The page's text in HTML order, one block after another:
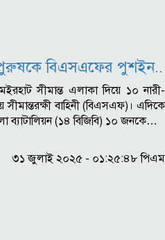
পুরুষকে বিএসএফের পুশইন..
সীমান্ত এলাকা দিয়ে ১০ নারী-
বাহিনী (বিএসএফ)। এদিকে
ব্যাটালিয়ন (১৪ বিজিবি) ১০ জনকে…
৩১ জুলাই ২০২৫ - ০১:২৫:৪৮ পিএম